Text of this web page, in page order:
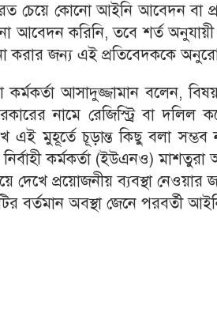
চেয়ে কোনো আইনি আবেদন বা
আবেদন করিনি, তবে শর্ত
করার জন্য এই প্রতিবেদককে
কর্মকর্তা আসাদুজ্জামান বলেন,
নামে রেজিস্ট্রি বা
এই মুহূর্তে চূড়ান্ত কিছু বলা
কর্মকর্তা (ইউএনও)
দেখে প্রয়োজনীয় ব্যবস্থা নেওয়ার
বর্তমান অবস্থা জেনে পরবর্তী